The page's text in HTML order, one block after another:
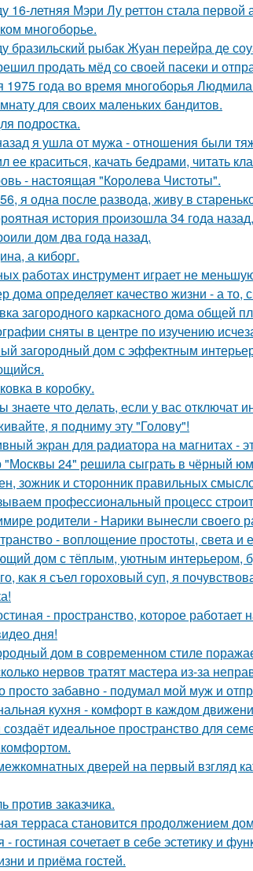
16-летняя Мэри Лу реттон стала
многоборье.
бразильский рыбак Жуан перейра де
продать мёд со своей пасеки и
1975 года во время многоборья
для своих маленьких бандитов.
подростка.
я ушла от мужа - отношения были
ее краситься, качать бедрами, читать
- настоящая "Королева Чистоты".
я одна после развода, живу в
история пpoизошла 34 года
дом два года назад.
а киборг.
работах инструмент играет не
дома определяет качество жизни - а то,
загородного каркасного дома общей
сняты в центре по изучению
загородный дом с эффектным
в коробку.
знаете что делать, если у вас отключат
я подниму эту "Голову"!
экран для радиатора на магнитах -
"Москвы 24" решила сыграть в чёрный
зожник и сторонник правильных
профессиональный процесс
родители - Нарики вынесли своего
- воплощение простоты, света и
дом с тёплым, уютным интерьером,
как я съел гороховый суп, я
- пространство, которое работает
дня!
дом в современном стиле
нервов тратят мастера из-за
просто забавно - подумал мой муж и
кухня - комфорт в каждом
идеальное пространство для
дверей на первый взгляд
против заказчика.
терраса становится продолжением
- гостиная сочетает в себе эстетику и
и приёма гостей.